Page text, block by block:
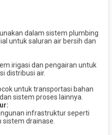
dalam sistem plumbing
untuk saluran air bersih dan
irigasi dan pengairan untuk
distribusi air.
untuk transportasi bahan
sistem proses lainnya.
infrastruktur seperti
sistem drainase.